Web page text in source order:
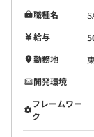
職種名
給与
勤務地
開発環境
フレームワー
ク